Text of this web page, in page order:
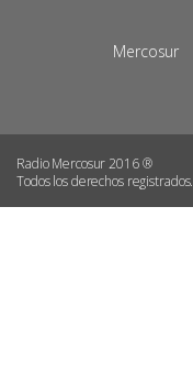
Mercosur
Radio Mercosur 2016 ®
Todos los derechos registrados.